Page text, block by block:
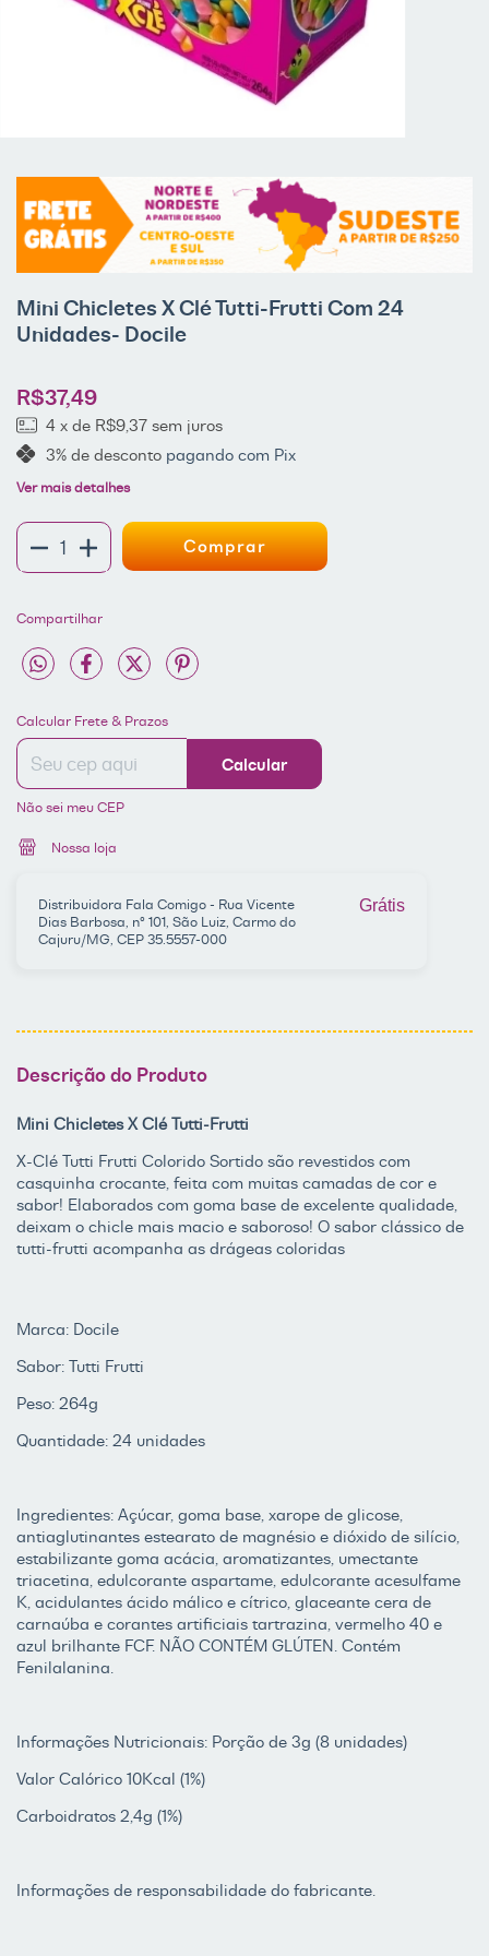
Mini Chicletes X Clé Tutti-Frutti Com 24
Unidades- Docile
R$37,49
4 x de R$9,37 sem juros
3% de descontopagando com Pix
Ver mais detalhes
Compartilhar
Entregas para o CEP:
Calcular Frete & Prazos
Calcular
Não sei meu CEP
Nossa loja
Distribuidora Fala Comigo - Rua Vicente
Dias Barbosa, nº 101, São Luiz, Carmo do
Cajuru/MG, CEP 35.5557-000
Grátis
Descrição do Produto
Mini Chicletes X Clé Tutti-Frutti
X-Clé Tutti Frutti Colorido Sortido são revestidos com
casquinha crocante, feita com muitas camadas de cor e
sabor! Elaborados com goma base de excelente qualidade,
deixam o chicle mais macio e saboroso! O sabor clássico de
tutti-frutti acompanha as drágeas coloridas
Marca: Docile
Sabor: Tutti Frutti
Peso: 264g
Quantidade: 24 unidades
Ingredientes: Açúcar, goma base, xarope de glicose,
antiaglutinantes estearato de magnésio e dióxido de silício,
estabilizante goma acácia, aromatizantes, umectante
triacetina, edulcorante aspartame, edulcorante acesulfame
K, acidulantes ácido málico e cítrico, glaceante cera de
carnaúba e corantes artificiais tartrazina, vermelho 40 e
azul brilhante FCF. NÃO CONTÉM GLÚTEN. Contém
Fenilalanina.
Informações Nutricionais: Porção de 3g (8 unidades)
Valor Calórico 10Kcal (1%)
Carboidratos 2,4g (1%)
Informações de responsabilidade do fabricante.